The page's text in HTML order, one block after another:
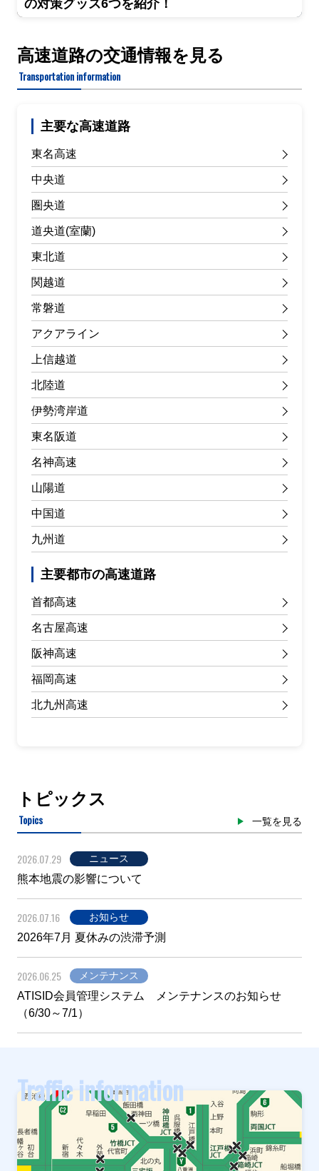
の対策グッズ6つを紹介！
高速道路の交通情報を見る
Transportation information
主要な高速道路
東名高速
中央道
圏央道
道央道(室蘭)
東北道
関越道
常磐道
アクアライン
上信越道
北陸道
伊勢湾岸道
東名阪道
名神高速
山陽道
中国道
九州道
主要都市の高速道路
首都高速
名古屋高速
阪神高速
福岡高速
北九州高速
トピックス
Topics 一覧を見る
2026.07.29 ニュース
熊本地震の影響について
2026.07.16 お知らせ
2026年7月 夏休みの渋滞予測
2026.06.25 メンテナンス
ATISID会員管理システム メンテナンスのお知らせ
（6/30～7/1）
Traffic information